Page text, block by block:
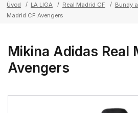
Úvod LA LIGA Real Madrid CF Bundy
Madrid CF Avengers
Mikina Adidas Real
Avengers